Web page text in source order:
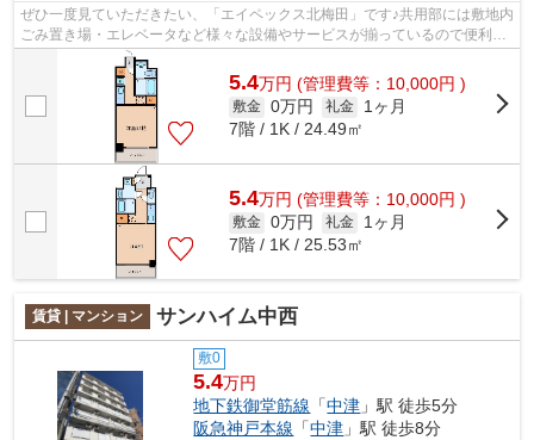
ぜひ一度見ていただきたい、「エイペックス北梅田」です♪共用部には敷地内
ごみ置き場・エレベータなど様々な設備やサービスが揃っているので便利で
す♪風通しが良好な物件です♪造りとデ...
5.4万円 (管理費等：10,000円 )
敷金 0万円 礼金
1ヶ月
7階 / 1K / 24.49㎡
5.4万円 (管理費等：10,000円 )
敷金 0万円 礼金
1ヶ月
7階 / 1K / 25.53㎡
賃貸 | マンション サンハイム中西
敷0
5.4万円
地下鉄御堂筋線 「中津 」駅 徒歩5分
阪急神戸本線 「中津 」駅 徒歩8分